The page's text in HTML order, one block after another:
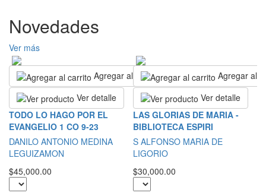
Novedades
Ver más
Agregar al carrito
Ver detalle
TODO LO HAGO POR EL
EVANGELIO 1 CO 9-23
DANILO ANTONIO MEDINA
LEGUIZAMON
$45,000.00
Agregar al
Ver detalle
LAS GLORIAS DE MARIA -
BIBLIOTECA ESPIRI
S ALFONSO MARIA DE
LIGORIO
$30,000.00